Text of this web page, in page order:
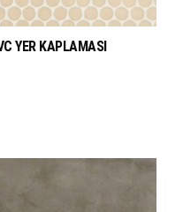
YER KAPLAMASI